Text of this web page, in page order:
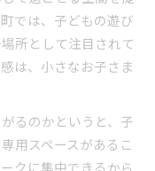
では、子どもの遊び
所として注目されて
は、小さなお子さま
るのかというと、子
用スペースがあるこ